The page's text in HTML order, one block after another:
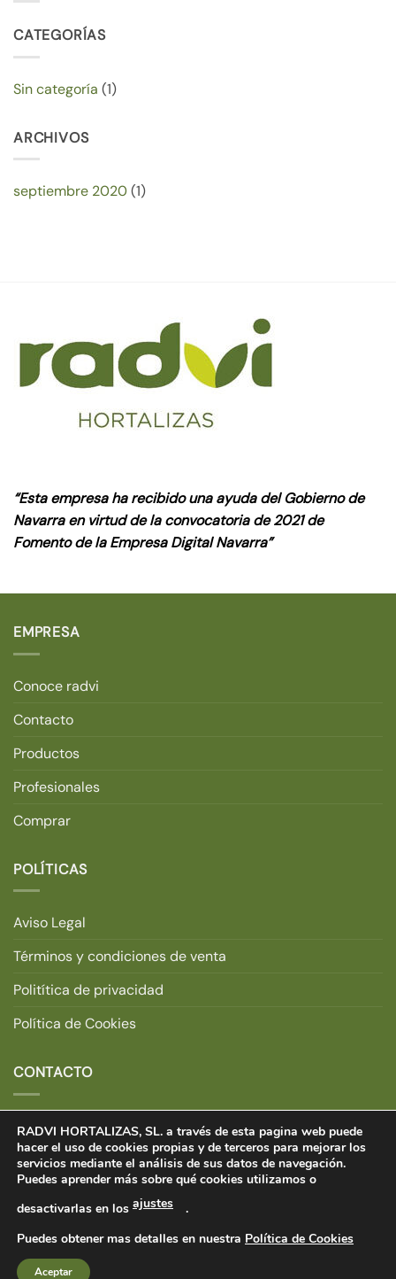
CATEGORÍAS
Sin categoría (1)
ARCHIVOS
septiembre 2020(1)
“Esta empresa ha recibido una ayuda del Gobierno de
Navarra en virtud de la convocatoria de 2021 de
Fomento de la Empresa Digital Navarra”
EMPRESA
Conoce radvi
Contacto
Productos
Profesionales
Comprar
POLÍTICAS
Aviso Legal
Términos y condiciones de venta
Politítica de privacidad
Política de Cookies
CONTACTO
31251 Larraga, Navarra.
Teléfono: +34 948 711 520.
E-mail:tiendaonline@radvihortalizas.com
Copyright © 2021 Radvi Hortalizas. Todos los derechos
RADVI HORTALIZAS, SL. a través de esta pagina web puede
hacer el uso de cookies propias y de terceros para mejorar los
servicios mediante el análisis de sus datos de navegación.
Puedes aprender más sobre qué cookies utilizamos o
desactivarlas en los ajustes
.
Puedes obtener mas detalles en nuestra Política de Cookies
Aceptar